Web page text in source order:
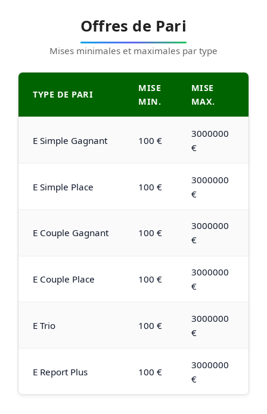
Offres de Pari
Mises minimales et maximales par type
TYPE DE PARI
MISE
MIN.
MISE
MAX.
E Simple Gagnant 100 €
3000000
€
E Simple Place 100 €
3000000
€
E Couple Gagnant 100 €
3000000
€
E Couple Place 100 €
3000000
€
E Trio 100 €
3000000
€
E Report Plus 100 €
3000000
€